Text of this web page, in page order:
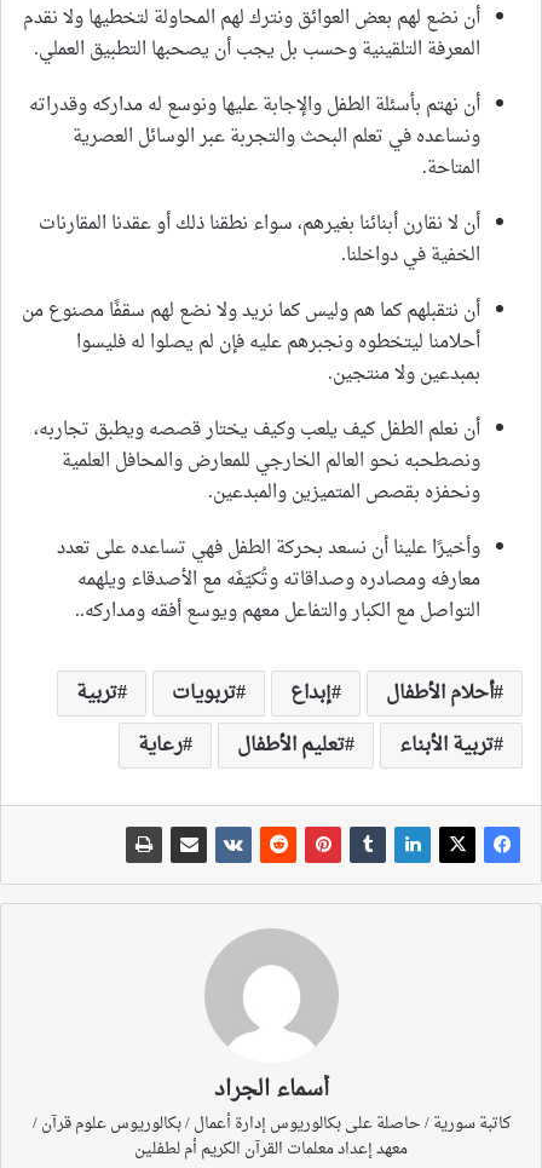
أن نضع لهم بعض العوائق ونترك لهم المحاولة لتخطيها ولا نقدم
المعرفة التلقينية وحسب بل يجب أن يصحبها التطبيق العملي.
أن نهتم بأسئلة الطفل والإجابة عليها ونوسع له مداركه وقدراته
ونساعده في تعلم البحث والتجربة عبر الوسائل العصرية
المتاحة.
أن لا نقارن أبنائنا بغيرهم، سواء نطقنا ذلك أو عقدنا المقارنات
الخفية في دواخلنا.
أن نتقبلهم كما هم وليس كما نريد ولا نضع لهم سقفًا مصنوع من
أحلامنا ليتخطوه ونجبرهم عليه فإن لم يصلوا له فليسوا
بمبدعين ولا منتجين.
أن نعلم الطفل كيف يلعب وكيف يختار قصصه ويطبق تجاربه،
ونصطحبه نحو العالم الخارجي للمعارض والمحافل العلمية
ونحفزه بقصص المتميزين والمبدعين.
وأخيرًا علينا أن نسعد بحركة الطفل فهي تساعده على تعدد
معارفه ومصادره وصداقاته وتُكيّفَه مع الأصدقاء ويلهمه
التواصل مع الكبار والتفاعل معهم ويوسع أفقه ومداركه..
أحلام الأطفال إبداع تربويات
تربية
تربية الأبناء
تعليم الأطفال رعاية
أسماء الجراد
كاتبة سورية / حاصلة على بكالوريوس إدارة أعمال / بكالوريوس علوم قرآن /
معهد إعداد معلمات القرآن الكريم أم لطفلين